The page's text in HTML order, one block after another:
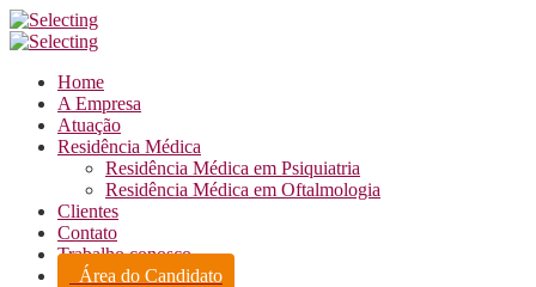
Home
A Empresa
Atuação
Residência Médica
Residência Médica em Psiquiatria
Residência Médica em Oftalmologia
Clientes
Contato
Trabalho conosco
Área do Candidato